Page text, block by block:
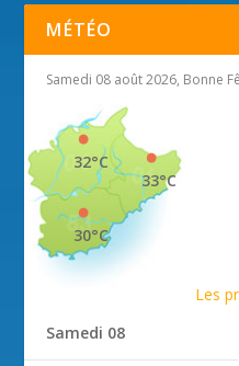
MÉTÉO
Samedi 08 août 2026, Bonne
33°C
32°C
30°C
Les
Samedi 08